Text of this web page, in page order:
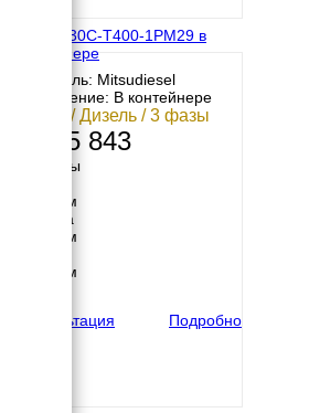
МД АД-30С-Т400-1РМ29 в
контейнере
Двигатель: Mitsudiesel
Исполнение: В контейнере
30 кВт / Дизель / 3 фазы
1 055 843
Размеры
3000 мм
Ширина
2300 мм
2470 мм
Консультация
Подробно